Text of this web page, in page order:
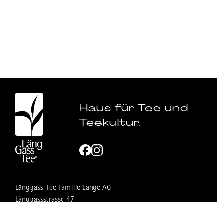
Haus für Tee und
Teekultur.
Länggass-Tee Familie Lange AG
Länggassstrasse 47